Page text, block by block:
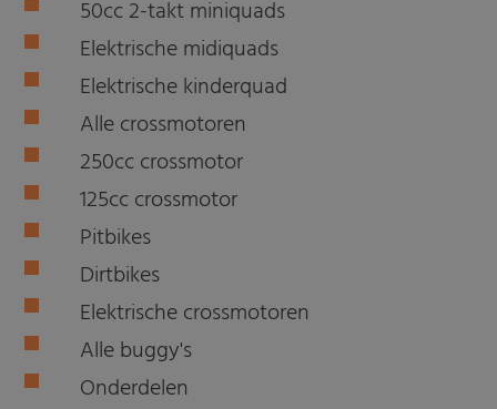
50cc 2-takt miniquads
Elektrische midiquads
Elektrische kinderquad
Alle crossmotoren
250cc crossmotor
125cc crossmotor
Pitbikes
Dirtbikes
Elektrische crossmotoren
Alle buggy's
Onderdelen